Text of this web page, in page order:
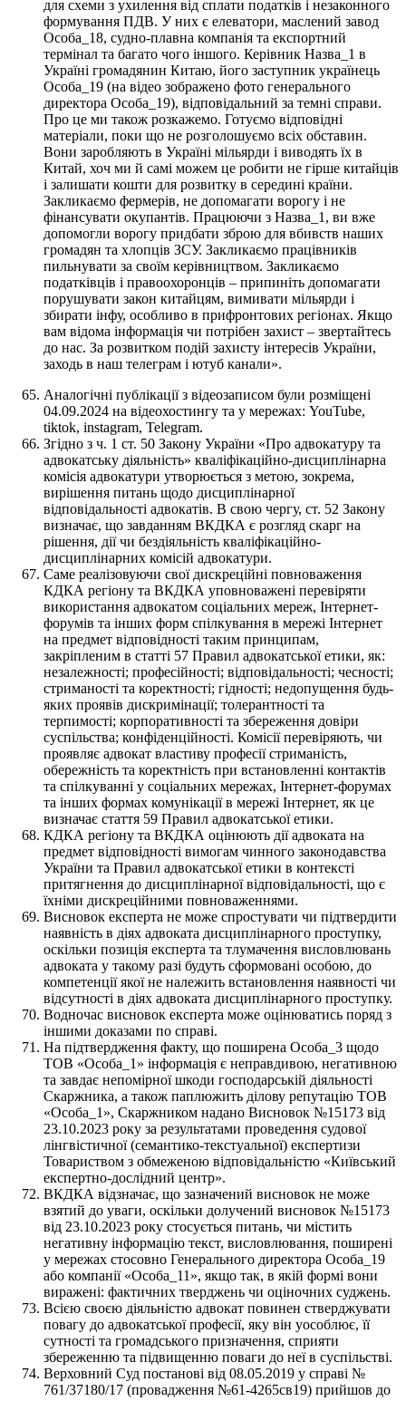
для схеми з ухилення від сплати податків і незаконного
формування ПДВ. У них є елеватори, маслений завод
Особа_18, судно-плавна компанія та експортний
термінал та багато чого іншого. Керівник Назва_1 в
Україні громадянин Китаю, його заступник українець
Особа_19 (на відео зображено фото генерального
директора Особа_19), відповідальний за темні справи.
Про це ми також розкажемо. Готуємо відповідні
матеріали, поки що не розголошуємо всіх обставин.
Вони заробляють в Україні мільярди і виводять їх в
Китай, хоч ми й самі можем це робити не гірше китайців
і залишати кошти для розвитку в середині країни.
Закликаємо фермерів, не допомагати ворогу і не
фінансувати окупантів. Працюючи з Назва_1, ви вже
допомогли ворогу придбати зброю для вбивств наших
громадян та хлопців ЗСУ. Закликаємо працівників
пильнувати за своїм керівництвом. Закликаємо
податківців і правоохоронців – припиніть допомагати
порушувати закон китайцям, вимивати мільярди і
збирати інфу, особливо в прифронтових регіонах. Якщо
вам відома інформація чи потрібен захист – звертайтесь
до нас. За розвитком подій захисту інтересів України,
заходь в наш телеграм і ютуб канали».
Аналогічні публікації з відеозаписом були розміщені
04.09.2024 на відеохостингу та у мережах: YouTube,
tiktok, instagram, Telegram.
Згідно з ч. 1 ст. 50 Закону України «Про адвокатуру та
адвокатську діяльність» кваліфікаційно-дисциплінарна
комісія адвокатури утворюється з метою, зокрема,
вирішення питань щодо дисциплінарної
відповідальності адвокатів. В свою чергу, ст. 52 Закону
визначає, що завданням ВКДКА є розгляд скарг на
рішення, дії чи бездіяльність кваліфікаційно-
дисциплінарних комісій адвокатури.
Саме реалізовуючи свої дискреційні повноваження
КДКА регіону та ВКДКА уповноважені перевіряти
використання адвокатом соціальних мереж, Інтернет-
форумів та інших форм спілкування в мережі Інтернет
на предмет відповідності таким принципам,
закріпленим в статті 57 Правил адвокатської етики, як:
незалежності; професійності; відповідальності; чесності;
стриманості та коректності; гідності; недопущення будь-
яких проявів дискримінації; толерантності та
терпимості; корпоративності та збереження довіри
суспільства; конфіденційності. Комісії перевіряють, чи
проявляє адвокат властиву професії стриманість,
обережність та коректність при встановленні контактів
та спілкуванні у соціальних мережах, Інтернет-форумах
та інших формах комунікації в мережі Інтернет, як це
визначає стаття 59 Правил адвокатської етики.
КДКА регіону та ВКДКА оцінюють дії адвоката на
предмет відповідності вимогам чинного законодавства
України та Правил адвокатської етики в контексті
притягнення до дисциплінарної відповідальності, що є
їхніми дискреційними повноваженнями.
Висновок експерта не може спростувати чи підтвердити
наявність в діях адвоката дисциплінарного проступку,
оскільки позиція експерта та тлумачення висловлювань
адвоката у такому разі будуть сформовані особою, до
компетенції якої не належить встановлення наявності чи
відсутності в діях адвоката дисциплінарного проступку.
Водночас висновок експерта може оцінюватись поряд з
іншими доказами по справі.
На підтвердження факту, що поширена Особа_3 щодо
ТОВ «Особа_1» інформація є неправдивою, негативною
та завдає непомірної шкоди господарській діяльності
Скаржника, а також паплюжить ділову репутацію ТОВ
«Особа_1», Скаржником надано Висновок №15173 від
23.10.2023 року за результатами проведення судової
лінгвістичної (семантико-текстуальної) експертизи
Товариством з обмеженою відповідальністю «Київський
експертно-дослідний центр».
ВКДКА відзначає, що зазначений висновок не може
взятий до уваги, оскільки долучений висновок №15173
від 23.10.2023 року стосується питань, чи містить
негативну інформацію текст, висловлювання, поширені
у мережах стосовно Генерального директора Особа_19
або компанії «Особа_11», якщо так, в якій формі вони
виражені: фактичних тверджень чи оціночних суджень.
Всією своєю діяльністю адвокат повинен стверджувати
повагу до адвокатської професії, яку він уособлює, її
сутності та громадського призначення, сприяти
збереженню та підвищенню поваги до неї в суспільстві.
Верховний Суд постанові від 08.05.2019 у справі №
761/37180/17 (провадження №61-4265св19) прийшов до